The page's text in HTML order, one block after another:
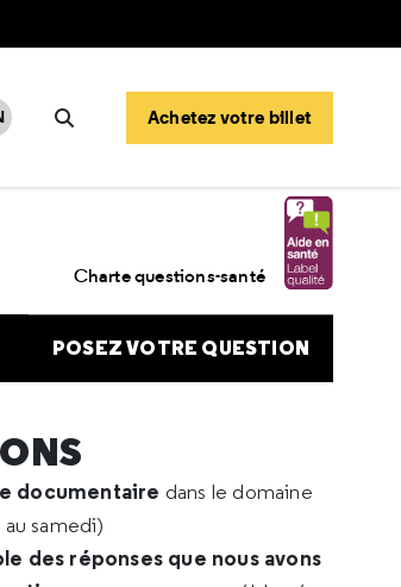
Rechercher
Achetez votre billet
Charte questions-santé
POSEZ VOTRE QUESTION
documentaire dans le domaine
samedi)
des réponses que nous avons